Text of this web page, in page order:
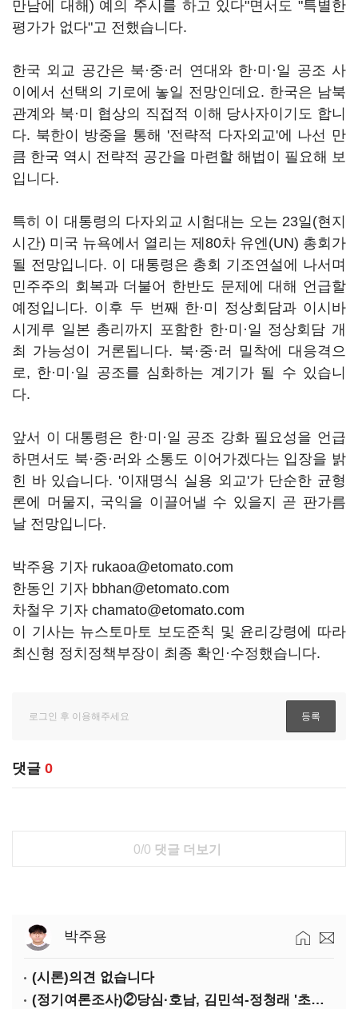
만남에 대해) 예의 주시를 하고 있다"면서도 "특별한
평가가 없다"고 전했습니다.
한국 외교 공간은 북·중·러 연대와 한·미·일 공조 사
이에서 선택의 기로에 놓일 전망인데요. 한국은 남북
관계와 북·미 협상의 직접적 이해 당사자이기도 합니
다. 북한이 방중을 통해 '전략적 다자외교'에 나선 만
큼 한국 역시 전략적 공간을 마련할 해법이 필요해 보
입니다.
특히 이 대통령의 다자외교 시험대는 오는 23일(현지
시간) 미국 뉴욕에서 열리는 제80차 유엔(UN) 총회가
될 전망입니다. 이 대통령은 총회 기조연설에 나서며
민주주의 회복과 더불어 한반도 문제에 대해 언급할
예정입니다. 이후 두 번째 한·미 정상회담과 이시바
시게루 일본 총리까지 포함한 한·미·일 정상회담 개
최 가능성이 거론됩니다. 북·중·러 밀착에 대응격으
로, 한·미·일 공조를 심화하는 계기가 될 수 있습니
다.
앞서 이 대통령은 한·미·일 공조 강화 필요성을 언급
하면서도 북·중·러와 소통도 이어가겠다는 입장을 밝
힌 바 있습니다. '이재명식 실용 외교'가 단순한 균형
론에 머물지, 국익을 이끌어낼 수 있을지 곧 판가름
날 전망입니다.
박주용 기자 rukaoa@etomato.com
한동인 기자 bbhan@etomato.com
차철우 기자 chamato@etomato.com
이 기사는 뉴스토마토 보도준칙 및 윤리강령에 따라
최신형 정치정책부장이 최종 확인·수정했습니다.
댓글 0
0/0 댓글 더보기
박주용
(시론)의견 없습니다
(정기여론조사)②당심·호남, 김민석-정청래 '초접전'